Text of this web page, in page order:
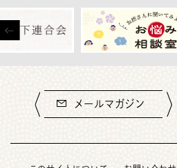
メールマガジン